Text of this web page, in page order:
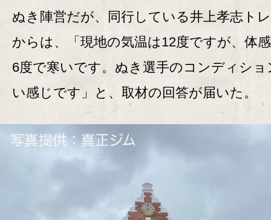
ぬき陣営だが、同行している井上孝志ト
からは、「現地の気温は12度ですが、体
6度で寒いです。ぬき選手のコンディショ
い感じです」と、取材の回答が届いた。